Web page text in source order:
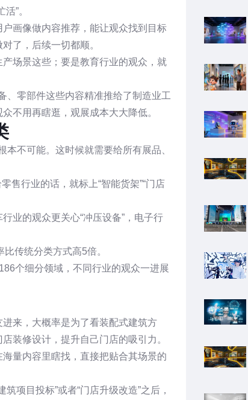
”。
画像做内容推荐，能让观众找到目标
了，后续一切都顺。
场景这些；要是教育行业的观众，就
、零部件这些内容精准推给了制造业工
不用再瞎逛，观展成本大大降低。
不可能。这时候就需要给所有展品、
售行业的话，就标上“智能货架”“门店
业的观众更关心“冲压设备”，电子行
传统分类方式高5倍。
个细分领域，不同行业的观众一进展
来，大概率是为了看装配式建筑方
装修设计，提升自己门店的吸引力。
量内容里瞎找，直接把贴合其场景的
项目投标”或者“门店升级改造”之后，